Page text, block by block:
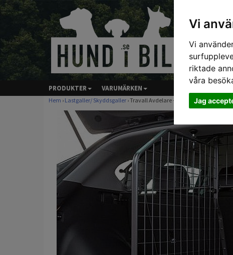
Vi
Vi
riktade
våra
Jag
PRODUKTER VARUMÄRKEN
Hem › Lastgaller/ Skyddsgaller › Travall Avdelare - HYUNDAI TUCSON